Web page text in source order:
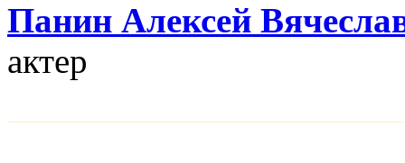
Панин Алексей
актер